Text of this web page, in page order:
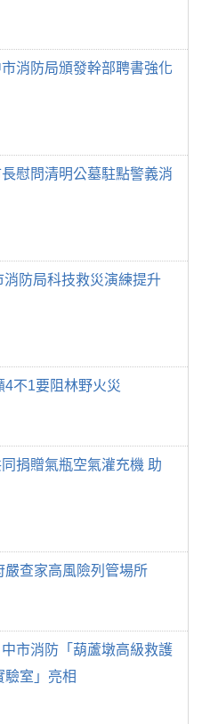
消防局頒發幹部聘書強化
慰問清明公墓駐點警義消
防局科技救災演練提升
4不1要阻林野火災
捐贈氣瓶空氣灌充機 助
查家高風險列管場所
市消防「葫蘆墩高級救護
驗室」亮相